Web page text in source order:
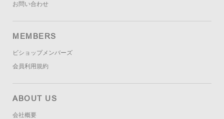
お問い合わせ
MEMBERS
ビショップメンバーズ
会員利用規約
ABOUT US
会社概要